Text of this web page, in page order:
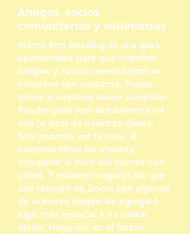
Amigos, socios
comunitarios y voluntarios
March Into Reading es una gran
oportunidad para que nuestros
amigos y socios comunitarios se
conecten con nosotros. Puede
unirse a nosotros como JumpStar
Reader para leer virtualmente en
una (o dos) de nuestras clases.
Nos encanta ver tu cara. A
nuestros niños les encanta
compartir la hora del cuento con
usted. Y estamos seguros de que
una reunión de Zoom con algunos
de nuestros pequeños agregará
algo más especial a su rutina
diaria. Haga clic en el botón